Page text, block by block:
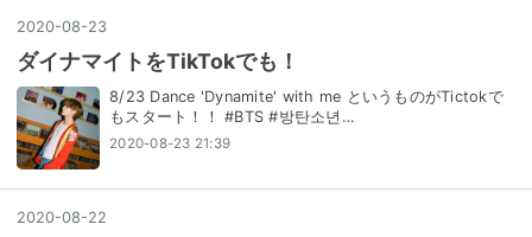
2020-08-23
ダイナマイトをTikTokでも！
8/23 Dance 'Dynamite' with me というものがTictokで
もスタート！！ #BTS #방탄소년…
2020-08-23 21:39
2020-08-22